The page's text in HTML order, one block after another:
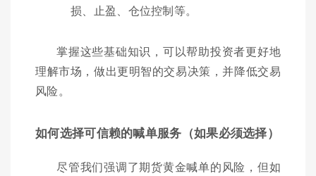
损、止盈、仓位控制等。
掌握这些基础知识，可以帮助投资者更好地
理解市场，做出更明智的交易决策，并降低交易
风险。
如何选择可信赖的喊单服务（如果必须选择）
尽管我们强调了期货黄金喊单的风险，但如